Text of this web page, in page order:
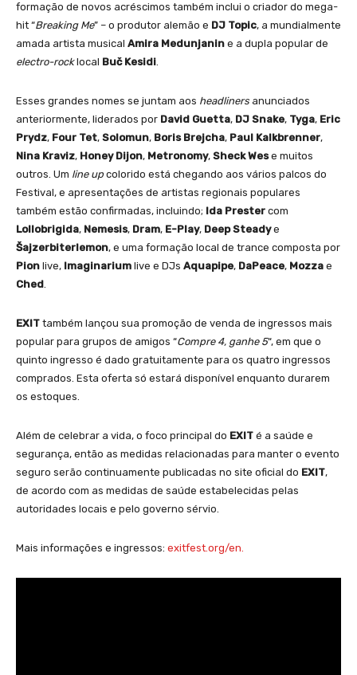
formação de novos acréscimos também inclui o criador do mega-
hit “Breaking Me” – o produtor alemão e DJ Topic, a mundialmente
amada artista musical Amira Medunjanin e a dupla popular de
electro-rocklocal Buč Kesidi.
Esses grandes nomes se juntam aos headliners anunciados
anteriormente, liderados por David Guetta, DJ Snake, Tyga, Eric
Prydz, Four Tet, Solomun, Boris Brejcha, Paul Kalkbrenner,
Nina Kraviz, Honey Dijon, Metronomy, Sheck Wese muitos
outros. Um line up colorido está chegando aos vários palcos do
Festival, e apresentações de artistas regionais populares
também estão confirmadas, incluindo; Ida Prester com
Lollobrigida, Nemesis, Dram, E-Play, Deep Steadye
Šajzerbiterlemon, e uma formação local de trance composta por
Pion live, Imaginarium live e DJs Aquapipe, DaPeace, Mozza e
Ched.
EXIT também lançou sua promoção de venda de ingressos mais
popular para grupos de amigos “Compre 4, ganhe 5“, em que o
quinto ingresso é dado gratuitamente para os quatro ingressos
comprados. Esta oferta só estará disponível enquanto durarem
os estoques.
Além de celebrar a vida, o foco principal do EXIT é a saúde e
segurança, então as medidas relacionadas para manter o evento
seguro serão continuamente publicadas no site oficial do EXIT,
de acordo com as medidas de saúde estabelecidas pelas
autoridades locais e pelo governo sérvio.
Mais informações e ingressos: exitfest.org/en.